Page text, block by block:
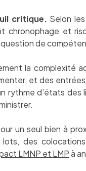
critique. Selon
chronophage et
de
la complexité
et des
rythme d’états
un seul bien à
des
LMNP et LMPà